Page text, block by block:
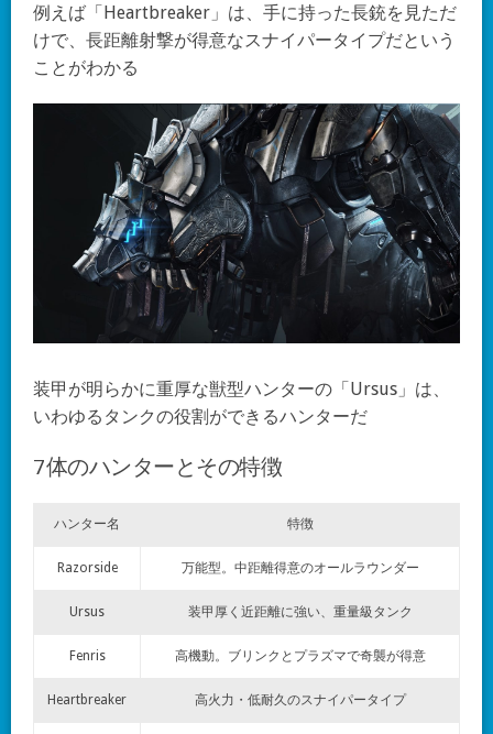
例えば「Heartbreaker」は、手に持った長銃を見ただ
けで、長距離射撃が得意なスナイパータイプだという
ことがわかる
装甲が明らかに重厚な獣型ハンターの「Ursus」は、
いわゆるタンクの役割ができるハンターだ
7体のハンターとその特徴
ハンター名 特徴
Razorside 万能型。中距離得意のオールラウンダー
Ursus 装甲厚く近距離に強い、重量級タンク
Fenris 高機動。ブリンクとプラズマで奇襲が得意
Heartbreaker 高火力・低耐久のスナイパータイプ